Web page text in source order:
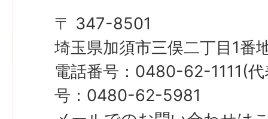
〒 347-8501
埼玉県加須市三俣二丁目1番
電話番号：0480-62-1111(
号：0480-62-5981